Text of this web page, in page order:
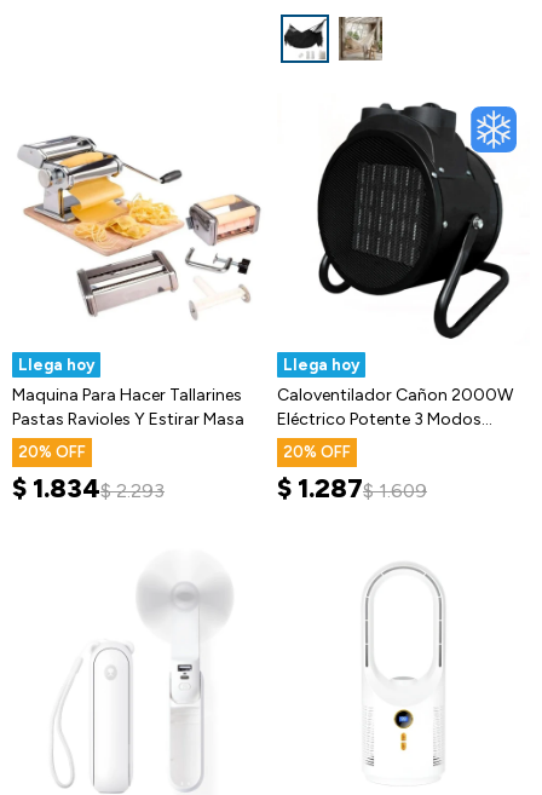
Llega hoy
Maquina Para Hacer Tallarines
Pastas Ravioles Y Estirar Masa
20
$ 1.834$ 2.293
Llega hoy
Caloventilador Cañon 2000W
Eléctrico Potente 3 Modos
Estufa
20
$ 1.287$ 1.609